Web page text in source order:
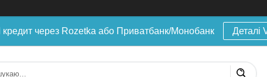
через Rozetka або Приватбанк/Монобанк Деталі